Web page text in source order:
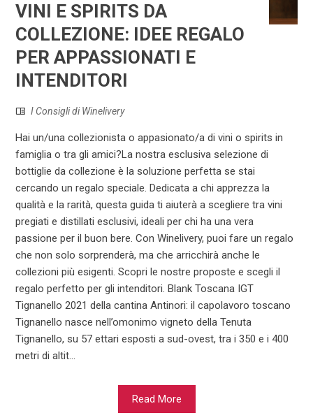
VINI E SPIRITS DA
COLLEZIONE: IDEE REGALO
PER APPASSIONATI E
INTENDITORI
I Consigli di Winelivery
Hai un/una collezionista o appasionato/a di vini o spirits in
famiglia o tra gli amici?La nostra esclusiva selezione di
bottiglie da collezione è la soluzione perfetta se stai
cercando un regalo speciale. Dedicata a chi apprezza la
qualità e la rarità, questa guida ti aiuterà a scegliere tra vini
pregiati e distillati esclusivi, ideali per chi ha una vera
passione per il buon bere. Con Winelivery, puoi fare un regalo
che non solo sorprenderà, ma che arricchirà anche le
collezioni più esigenti. Scopri le nostre proposte e scegli il
regalo perfetto per gli intenditori. Blank Toscana IGT
Tignanello 2021 della cantina Antinori: il capolavoro toscano
Tignanello nasce nell’omonimo vigneto della Tenuta
Tignanello, su 57 ettari esposti a sud-ovest, tra i 350 e i 400
metri di altit...
Read More